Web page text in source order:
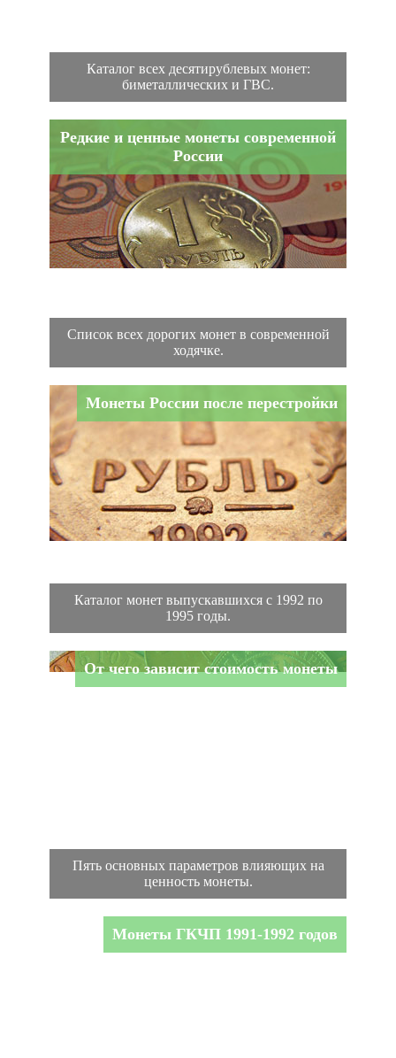
Каталог всех десятирублевых монет:
биметаллических и ГВС.
Редкие и ценные монеты современной
России
Список всех дорогих монет в современной
ходячке.
Монеты России после перестройки
Каталог монет выпускавшихся с 1992 по
1995 годы.
От чего зависит стоимость монеты
Пять основных параметров влияющих на
ценность монеты.
Монеты ГКЧП 1991-1992 годов